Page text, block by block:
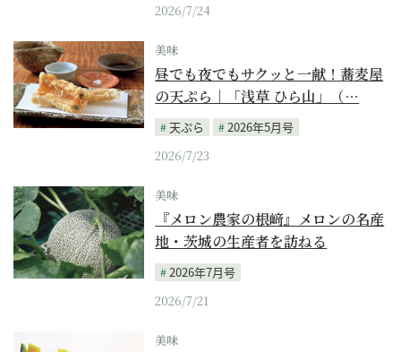
2026/7/24
美味
昼でも夜でもサクッと一献！蕎麦屋
の天ぷら｜「浅草 ひら山」（…
天ぷら
2026年5月号
2026/7/23
美味
『メロン農家の根﨑』メロンの名産
地・茨城の生産者を訪ねる
2026年7月号
2026/7/21
美味